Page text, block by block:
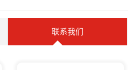
联系我们